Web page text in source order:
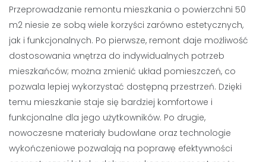
Przeprowadzanie remontu mieszkania o powierzchni 50
m2 niesie ze sobą wiele korzyści zarówno estetycznych,
jak i funkcjonalnych. Po pierwsze, remont daje możliwość
dostosowania wnętrza do indywidualnych potrzeb
mieszkańców; można zmienić układ pomieszczeń, co
pozwala lepiej wykorzystać dostępną przestrzeń. Dzięki
temu mieszkanie staje się bardziej komfortowe i
funkcjonalne dla jego użytkowników. Po drugie,
nowoczesne materiały budowlane oraz technologie
wykończeniowe pozwalają na poprawę efektywności